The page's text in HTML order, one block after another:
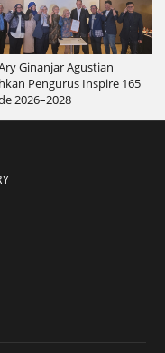
Ginanjar Agustian
Pengurus Inspire 165
2026–2028